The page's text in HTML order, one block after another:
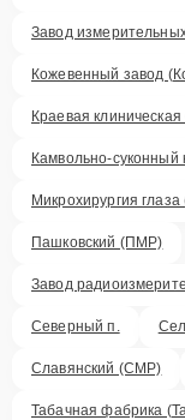
Завод
Кожевенный завод
Краевая
Камвольно-суконный
Микрохирургия
Пашковский (ПМР)
Завод
Северный п.
Славянский (СМР)
Табачная фабрика